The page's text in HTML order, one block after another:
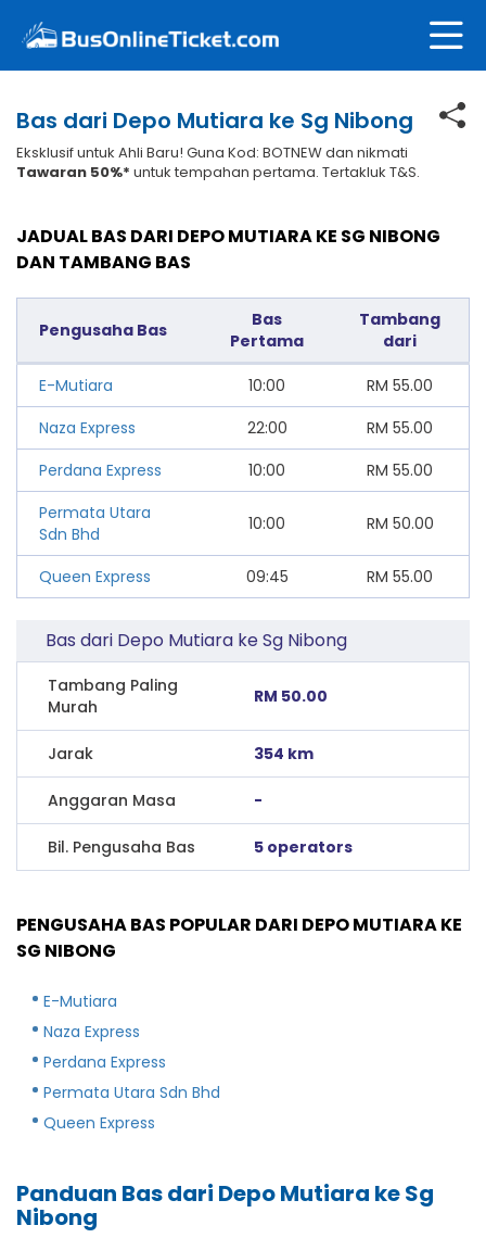
Bas dari Depo Mutiara ke Sg Nibong
Eksklusif untuk Ahli Baru! Guna Kod: BOTNEW dan nikmati
Tawaran 50%* untuk tempahan pertama. Tertakluk T&S.
JADUAL BAS DARI DEPO MUTIARA KE SG NIBONG
DAN TAMBANG BAS
Pengusaha Bas
Bas
Pertama
Tambang
dari
E-Mutiara 10:00 RM 55.00
Naza Express
22:00 RM 55.00
Perdana Express
10:00 RM 55.00
Permata Utara
Sdn Bhd
10:00 RM 50.00
Queen Express 09:45 RM 55.00
Bas dari Depo Mutiara ke Sg Nibong
Tambang Paling
Murah
RM 50.00
Jarak 354 km
Anggaran Masa -
Bil. Pengusaha Bas 5 operators
PENGUSAHA BAS POPULAR DARI DEPO MUTIARA KE
SG NIBONG
E-Mutiara
Naza Express
Perdana Express
Permata Utara Sdn Bhd
Queen Express
Panduan Bas dari Depo Mutiara ke Sg
Nibong